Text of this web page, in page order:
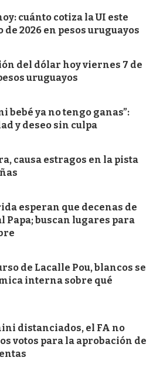
cuánto cotiza la UI este
2026 en pesos uruguayos
del dólar hoy viernes 7 de
uruguayos
bebé ya no tengo ganas”:
y deseo sin culpa
causa estragos en la pista
esperan que decenas de
Papa; buscan lugares para
de Lacalle Pou, blancos se
interna sobre qué
distanciados, el FA no
votos para la aprobación de